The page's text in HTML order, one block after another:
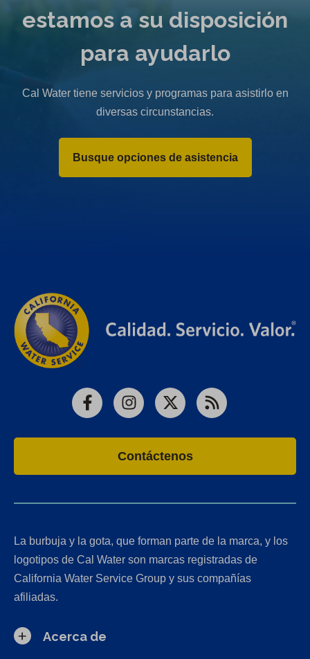
estamos a su disposición
para ayudarlo
Cal Water tiene servicios y programas para asistirlo en
diversas circunstancias.
Busque opciones de asistencia
FacebookInstagram
X RSS
Contáctenos
La burbuja y la gota, que forman parte de la marca, y los
logotipos de Cal Water son marcas registradas de
California Water Service Group y sus compañías
afiliadas.
Acerca de